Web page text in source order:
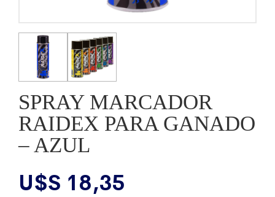
SPRAY MARCADOR
RAIDEX PARA GANADO
– AZUL
U$S 18,35